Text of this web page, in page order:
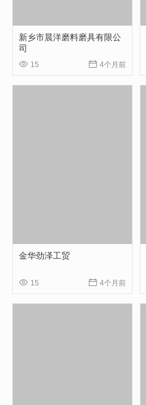
新乡市晨洋磨料磨具有限公
司
 15  4个月前
金华劲泽工贸
 15  4个月前